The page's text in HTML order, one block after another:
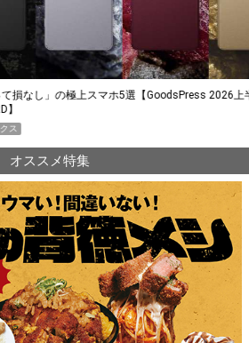
スマホ5選【GoodsPress 2026上半期
薄着
オススメ特集